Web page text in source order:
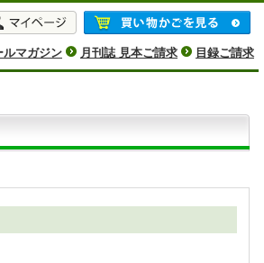
ルマガジン 月刊誌 見本ご請求 目録ご請求